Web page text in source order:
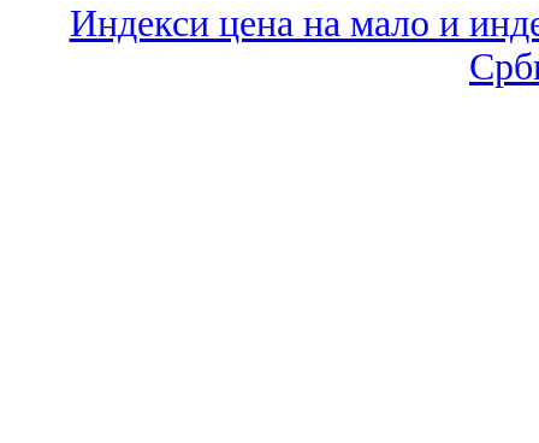
Индекси цена на мало и